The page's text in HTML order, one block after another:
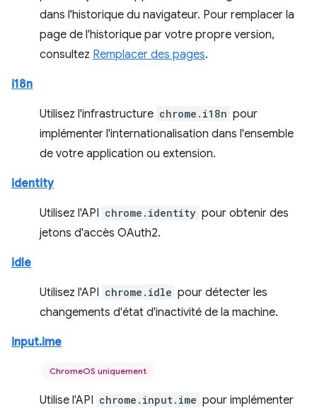
dans l'historique du navigateur. Pour remplacer la
page de l'historique par votre propre version,
consultez Remplacer des pages.
i18n
Utilisez l'infrastructure chrome.i18n pour
implémenter l'internationalisation dans l'ensemble
de votre application ou extension.
identity
Utilisez l'API chrome.identity pour obtenir des
jetons d'accès OAuth2.
idle
Utilisez l'API chrome.idle pour détecter les
changements d'état d'inactivité de la machine.
input.ime
ChromeOS uniquement
Utilise l'API chrome.input.ime pour implémenter